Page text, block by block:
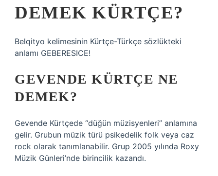
DEMEK KÜRTÇE?
Belqityo kelimesinin Kürtçe-Türkçe sözlükteki
anlamı GEBERESICE!
GEVENDE KÜRTÇE NE
DEMEK?
Gevende Kürtçede “düğün müzisyenleri” anlamına
gelir. Grubun müzik türü psikedelik folk veya caz
rock olarak tanımlanabilir. Grup 2005 yılında Roxy
Müzik Günleri’nde birincilik kazandı.